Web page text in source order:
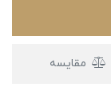
مقایسه